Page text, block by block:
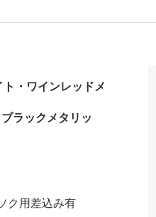
ト・ワインレッドメ
ラックメタリッ
ク用差込み有